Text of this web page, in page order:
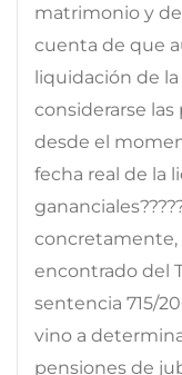
matrimonio y
cuenta de que
liquidación de
considerarse
desde el
fecha real de la
concretamente,
encontrado del
sentencia 715/
vino a
pensiones de